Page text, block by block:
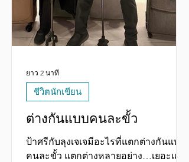
ต่างกันแบบคนละขั้ว
ป้าศรีกับลุงเจเจมีอะไรที่แตกต่างกันแบบ
คนละขั้ว แตกต่างหลายอย่าง…เยอะแยะ
ชีวิตนักเขียน
ยาว 2 นาที